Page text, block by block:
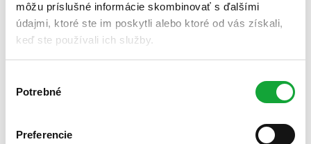
môžu príslušné informácie skombinovať s ďalšími
údajmi, ktoré ste im poskytli alebo ktoré od vás získali,
keď ste používali ich služby.
súhlasu
Potrebné
Preferencie